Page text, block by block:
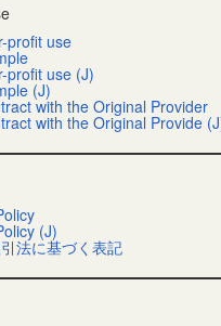
profit use
profit use (J)
(J)
with the Original Provider
with the Original Provide
(J)
法に基づく表記